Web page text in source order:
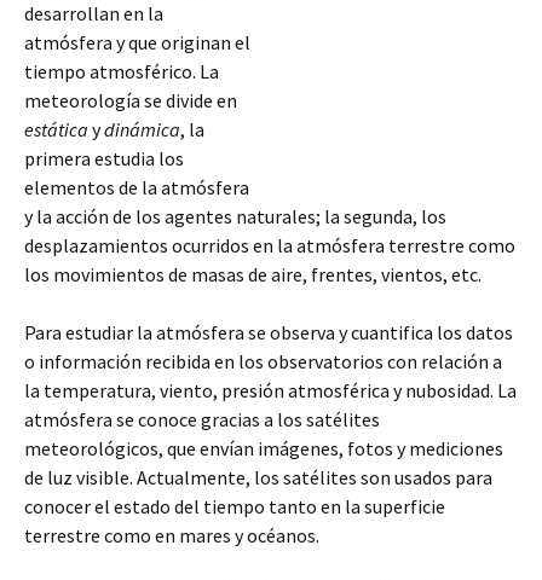
desarrollan en la
atmósfera y que originan el
tiempo atmosférico. La
meteorología se divide en
estática ydinámica, la
primera estudia los
elementos de la atmósfera
y la acción de los agentes naturales; la segunda, los
desplazamientos ocurridos en la atmósfera terrestre como
los movimientos de masas de aire, frentes, vientos, etc.
Para estudiar la atmósfera se observa y cuantifica los datos
o información recibida en los observatorios con relación a
la temperatura, viento, presión atmosférica y nubosidad. La
atmósfera se conoce gracias a los satélites
meteorológicos, que envían imágenes, fotos y mediciones
de luz visible. Actualmente, los satélites son usados para
conocer el estado del tiempo tanto en la superficie
terrestre como en mares y océanos.